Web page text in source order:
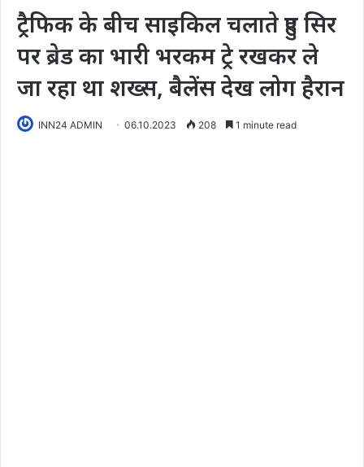
ट्रैफिक के बीच साइकिल चलाते हुए सिर
पर ब्रेड का भारी भरकम ट्रे रखकर ले
जा रहा था शख्स, बैलेंस देख लोग हैरान
INN24 ADMIN 06.10.2023 208 1 minute read